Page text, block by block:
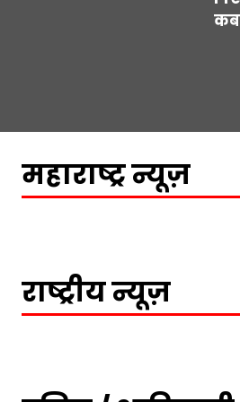
कब
महाराष्ट्र न्यूज़
राष्ट्रीय न्यूज़